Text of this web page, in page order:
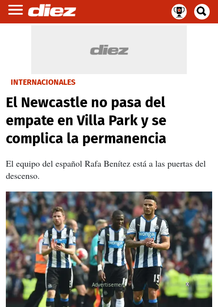
INTERNACIONALES
El Newcastle no pasa del
empate en Villa Park y se
complica la permanencia
El equipo del español Rafa Benítez está a las puertas del
descenso.
X
X